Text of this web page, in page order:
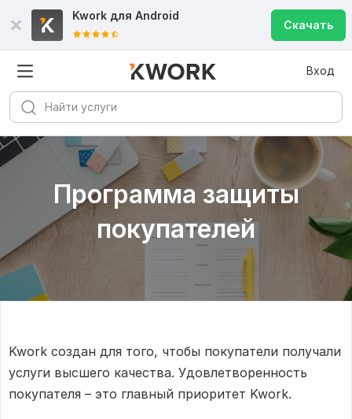
Kwork для Android
Скачать
Вход
Программа защиты
покупателей
Kwork создан для того, чтобы покупатели получали
услуги высшего качества. Удовлетворенность
покупателя – это главный приоритет Kwork.